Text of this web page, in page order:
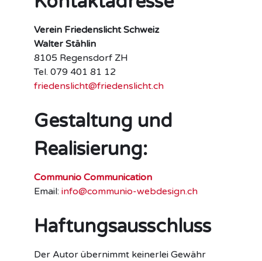
Verein Friedenslicht Schweiz
Walter Stählin
8105 Regensdorf ZH
Tel. 079 401 81 12
friedenslicht@friedenslicht.ch
Gestaltung und
Realisierung:
Communio Communication
Email: info@communio-webdesign.ch
Haftungsausschluss
Der Autor übernimmt keinerlei Gewähr